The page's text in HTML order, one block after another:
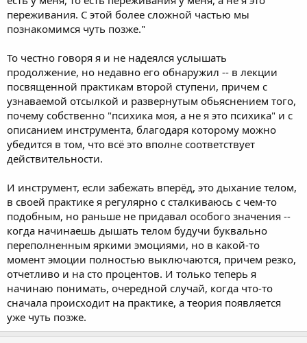
переживания. С этой более сложной частью мы
познакомимся чуть позже."
То честно говоря я и не надеялся услышать
продолжение, но недавно его обнаружил -- в лекции
посвященной практикам второй ступени, причем с
узнаваемой отсылкой и развернутым обьяснением того,
почему собственно "психика моя, а не я это психика" и с
описанием инструмента, благодаря которому можно
убедится в том, что всё это вполне соответствует
действительности.
И инструмент, если забежать вперёд, это дыхание телом,
в своей практике я регулярно с сталкиваюсь с чем-то
подобным, но раньше не придавал особого значения --
когда начинаешь дышать телом будучи буквально
переполненным яркими эмоциями, но в какой-то
момент эмоции полностью выключаются, причем резко,
отчетливо и на сто процентов. И только теперь я
начинаю понимать, очередной случай, когда что-то
сначала происходит на практике, а теория появляется
уже чуть позже.